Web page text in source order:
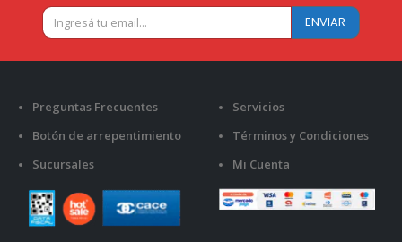
Preguntas Frecuentes
Botón de arrepentimiento
Sucursales
Servicios
Términos y Condiciones
Mi Cuenta